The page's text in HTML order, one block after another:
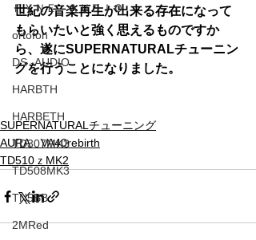
ＦＹＮＥ ＡＵＤＩＯ
ortofon
DS -AUDIO
HARBTH
HARBETH
TD307MK3
TD508MK3
TN5BB
2MRed
世紀の音楽再生が出来る存在になって
もらいたいと強く思えるものですか
ら、遂にSUPERNATURALチューニン
グを行うことになりました。
SUPERNATURALチューニング
AURA VA40rebirth
TD510ｚMK2